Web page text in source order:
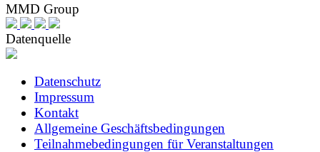
MMD Group
Datenquelle
Datenschutz
Impressum
Kontakt
Allgemeine Geschäftsbedingungen
Teilnahmebedingungen für Veranstaltungen